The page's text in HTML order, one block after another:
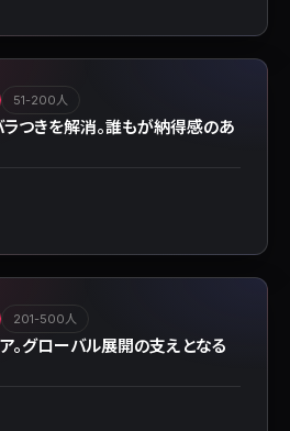
51-200人
つきを解消。誰もが納得感のあ
201-500人
。グローバル展開の支えとなる